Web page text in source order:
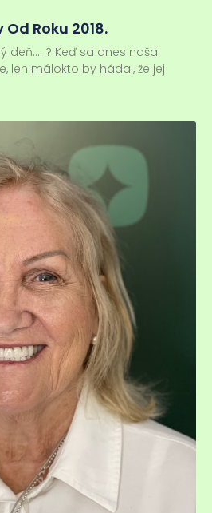
Roku 2018.
deň…. ? Keď sa dnes naša
len málokto by hádal, že jej